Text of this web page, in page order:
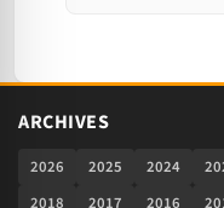
ARCHIVES
2026 2025 2024
2018
2017 2016